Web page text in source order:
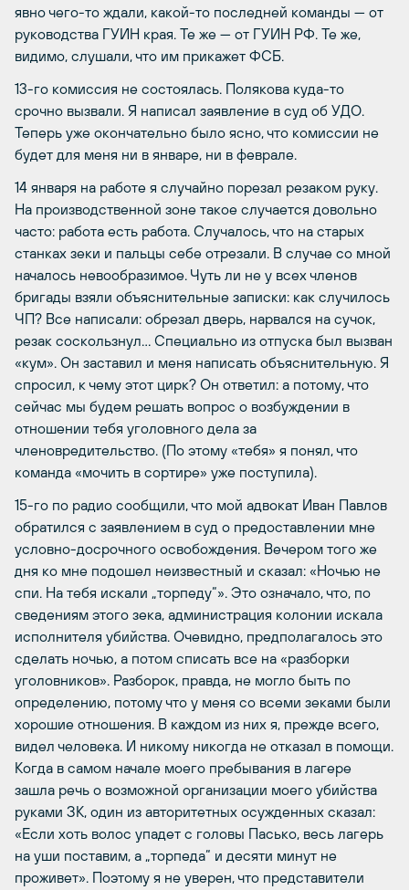
явно чего-то ждали, какой-то последней команды — от
руководства ГУИН края. Те же — от ГУИН РФ. Те же,
видимо, слушали, что им прикажет ФСБ.
13-го комиссия не состоялась. Полякова куда-то
срочно вызвали. Я написал заявление в суд об УДО.
Теперь уже окончательно было ясно, что комиссии не
будет для меня ни в январе, ни в феврале.
14 января на работе я случайно порезал резаком руку.
На производственной зоне такое случается довольно
часто: работа есть работа. Случалось, что на старых
станках зеки и пальцы себе отрезали. В случае со мной
началось невообразимое. Чуть ли не у всех членов
бригады взяли объяснительные записки: как случилось
ЧП? Все написали: обрезал дверь, нарвался на сучок,
резак соскользнул… Специально из отпуска был вызван
«кум». Он заставил и меня написать объяснительную. Я
спросил, к чему этот цирк? Он ответил: а потому, что
сейчас мы будем решать вопрос о возбуждении в
отношении тебя уголовного дела за
членовредительство. (По этому «тебя» я понял, что
команда «мочить в сортире» уже поступила).
15-го по радио сообщили, что мой адвокат Иван Павлов
обратился с заявлением в суд о предоставлении мне
условно-досрочного освобождения. Вечером того же
дня ко мне подошел неизвестный и сказал: «Ночью не
спи. На тебя искали „торпеду“». Это означало, что, по
сведениям этого зека, администрация колонии искала
исполнителя убийства. Очевидно, предполагалось это
сделать ночью, а потом списать все на «разборки
уголовников». Разборок, правда, не могло быть по
определению, потому что у меня со всеми зеками были
хорошие отношения. В каждом из них я, прежде всего,
видел человека. И никому никогда не отказал в помощи.
Когда в самом начале моего пребывания в лагере
зашла речь о возможной организации моего убийства
руками ЗК, один из авторитетных осужденных сказал:
«Если хоть волос упадет с головы Пасько, весь лагерь
на уши поставим, а „торпеда“ и десяти минут не
проживет». Поэтому я не уверен, что представители